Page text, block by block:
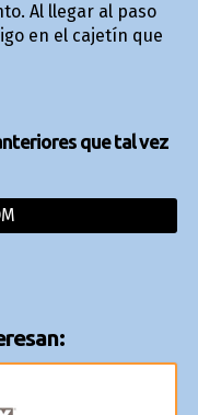
Al llegar al paso
en el cajetín que
que tal vez